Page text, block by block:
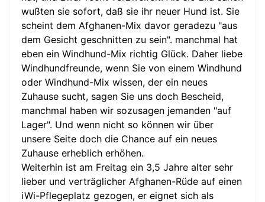
wußten sie sofort, daß sie ihr neuer Hund ist. Sie
scheint dem Afghanen-Mix davor geradezu "aus
dem Gesicht geschnitten zu sein". manchmal hat
eben ein Windhund-Mix richtig Glück. Daher liebe
Windhundfreunde, wenn Sie von einem Windhund
oder Windhund-Mix wissen, der ein neues
Zuhause sucht, sagen Sie uns doch Bescheid,
manchmal haben wir sozusagen jemanden "auf
Lager". Und wenn nicht so können wir über
unsere Seite doch die Chance auf ein neues
Zuhause erheblich erhöhen.
Weiterhin ist am Freitag ein 3,5 Jahre alter sehr
lieber und verträglicher Afghanen-Rüde auf einen
iWi-Pflegeplatz gezogen, er eignet sich als